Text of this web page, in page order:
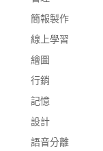
簡報製作
線上學習
繪圖
行銷
記憶
設計
語音分離